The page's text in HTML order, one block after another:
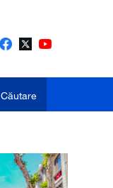
Căutare